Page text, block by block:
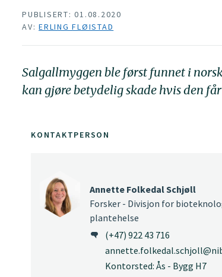
PUBLISERT: 01.08.2020
AV: ERLING FLØISTAD
Salgallmyggen ble først funnet i
kan gjøre betydelig skade hvis den
KONTAKTPERSON
Annette Folkedal Schjøll
Forsker - Divisjon for
plantehelse
(+47) 922 43 716
Kontorsted: Ås - Bygg H7